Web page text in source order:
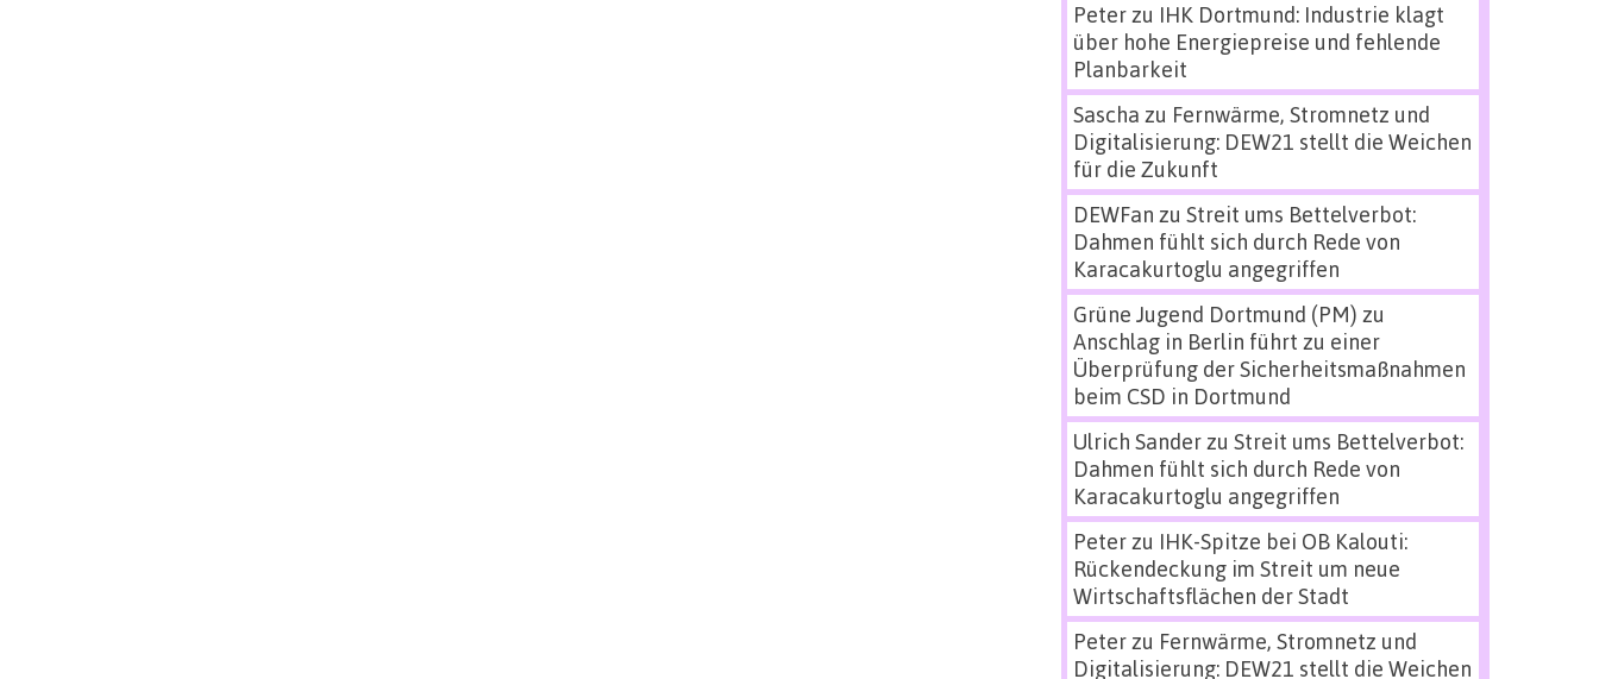
Peterzu IHK Dortmund: Industrie klagt
über hohe Energiepreise und fehlende
Planbarkeit
Sascha zu Fernwärme, Stromnetz und
Digitalisierung: DEW21 stellt die Weichen
für die Zukunft
DEWFan zu Streit ums Bettelverbot:
Dahmen fühlt sich durch Rede von
Karacakurtoglu angegriffen
Grüne Jugend Dortmund (PM) zu
Anschlag in Berlin führt zu einer
Überprüfung der Sicherheitsmaßnahmen
beim CSD in Dortmund
Ulrich Sanderzu Streit ums Bettelverbot:
Dahmen fühlt sich durch Rede von
Karacakurtoglu angegriffen
Peterzu IHK-Spitze bei OB Kalouti:
Rückendeckung im Streit um neue
Wirtschaftsflächen der Stadt
Peterzu Fernwärme, Stromnetz und
Digitalisierung: DEW21 stellt die Weichen